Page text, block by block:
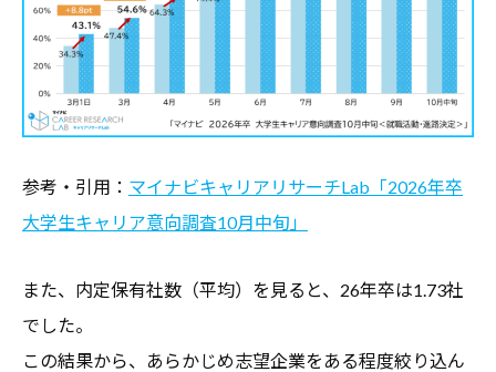
参考・引用： マイナビキャリアリサーチLab「2026年卒
大学生キャリア意向調査10月中旬」
また、内定保有社数（平均）を見ると、26年卒は1.73社
でした。
この結果から、あらかじめ志望企業をある程度絞り込ん